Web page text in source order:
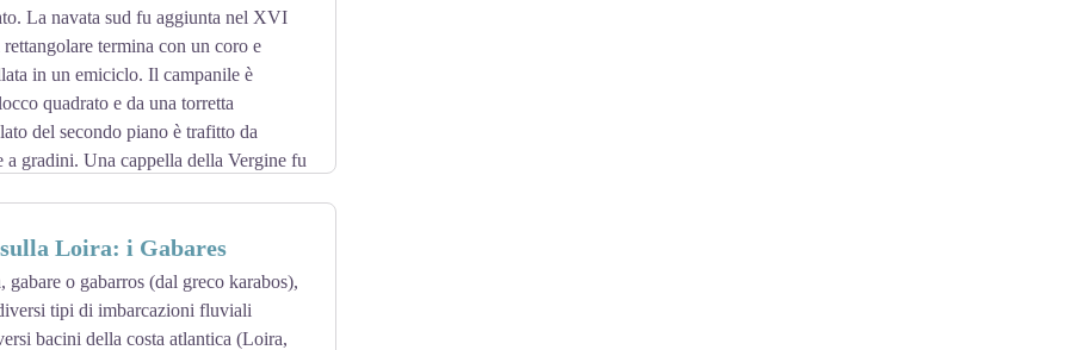
imprigionato d'Artagnan.
un porto commerciale fluviale che
fu lì che venne scaricata la
castello.
case e il museo di Autrefois.
La navata sud fu aggiunta nel XVI
termina con un coro e
in un emiciclo. Il campanile è
quadrato e da una torretta
del secondo piano è trafitto da
a gradini. Una cappella della Vergine fu
della cornice della chiesa, che si
colorato sono state trovate alla
completo tra due finestre fa pensare
sia del tardo Medioevo.
Loira: i Gabares
gabare o gabarros (dal greco karabos),
tipi di imbarcazioni fluviali
bacini della costa atlantica (Loira,